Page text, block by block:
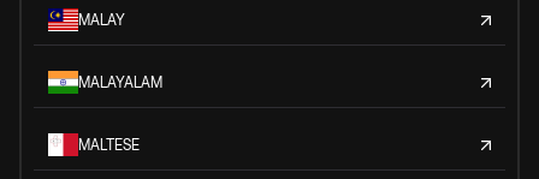
MALAY
MALAYALAM
MALTESE